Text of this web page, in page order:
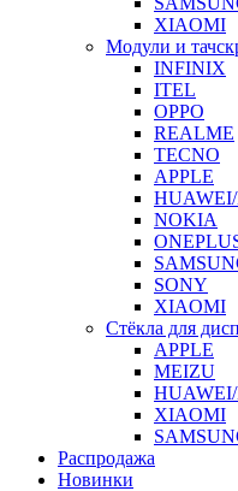
XIAOMI
Модули и
INFINIX
ITEL
OPPO
REALME
TECNO
APPLE
NOKIA
SONY
XIAOMI
Стёкла для
APPLE
MEIZU
XIAOMI
Распродажа
Новинки